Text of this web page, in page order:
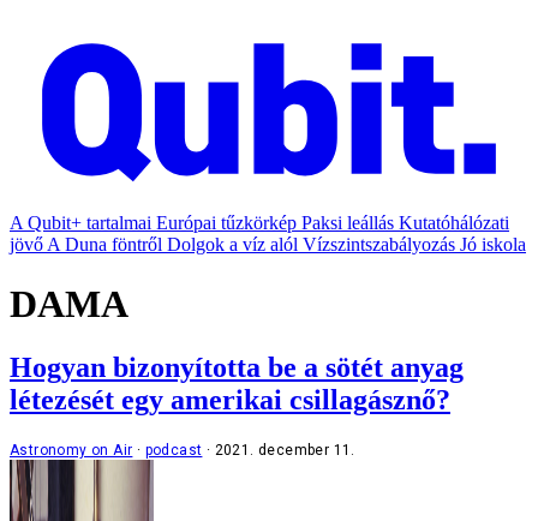
A Qubit+ tartalmai Európai tűzkörkép Paksi leállás Kutatóhálózati
jövő A Duna föntről Dolgok a víz alól Vízszintszabályozás Jó iskola
DAMA
Hogyan bizonyította be a sötét anyag
létezését egy amerikai csillagásznő?
Astronomy on Air podcast 2021. december 11.